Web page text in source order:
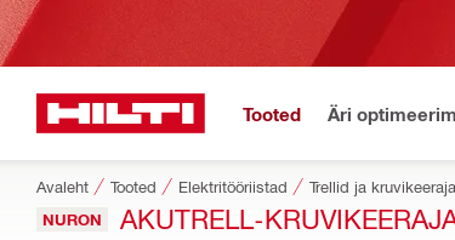
Tooted Äri
Avaleht Tooted Elektritööriistad Trellid ja
NURON AKUTRELL-